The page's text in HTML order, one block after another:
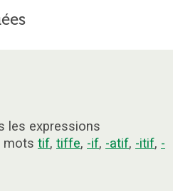
les expressions
mots tif, tiffe, -if, -atif, -itif, -